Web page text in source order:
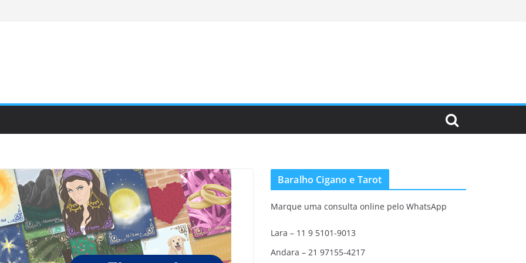
Baralho Cigano e Tarot
Marque uma consulta online pelo WhatsApp
Lara – 11 9 5101-9013
Andara – 21 97155-4217